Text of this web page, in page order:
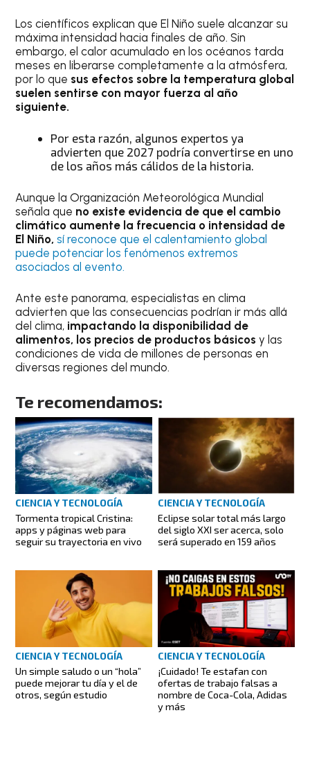
Los científicos explican que El Niño suele alcanzar su
máxima intensidad hacia finales de año. Sin
embargo, el calor acumulado en los océanos tarda
meses en liberarse completamente a la atmósfera,
por lo que sus efectos sobre la temperatura global
suelen sentirse con mayor fuerza al año
siguiente.
Por esta razón, algunos expertos ya
advierten que 2027 podría convertirse en uno
de los años más cálidos de la historia.
Aunque la Organización Meteorológica Mundial
señala que no existe evidencia de que el cambio
climático aumente la frecuencia o intensidad de
El Niño, sí reconoce que el calentamiento global
puede potenciar los fenómenos extremos
asociados al evento.
Ante este panorama, especialistas en clima
advierten que las consecuencias podrían ir más allá
del clima, impactando la disponibilidad de
alimentos, los precios de productos básicos y las
condiciones de vida de millones de personas en
diversas regiones del mundo.
Te recomendamos:
CIENCIA Y TECNOLOGÍA
Tormenta tropical Cristina:
apps y páginas web para
seguir su trayectoria en vivo
CIENCIA Y TECNOLOGÍA
Eclipse solar total más largo
del siglo XXI ser acerca, solo
será superado en 159 años
CIENCIA Y TECNOLOGÍA
Un simple saludo o un “hola”
puede mejorar tu día y el de
otros, según estudio
CIENCIA Y TECNOLOGÍA
¡Cuidado! Te estafan con
ofertas de trabajo falsas a
nombre de Coca-Cola, Adidas
y más